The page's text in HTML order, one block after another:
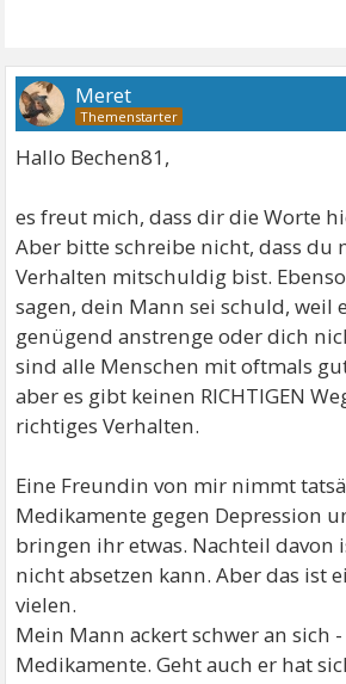
Meret
Hallo Bechen81,
es freut mich, dass dir die Worte
Aber bitte schreibe nicht, dass du
Verhalten mitschuldig bist.
sagen, dein Mann sei schuld, weil
genügend anstrenge oder dich
sind alle Menschen mit oftmals
aber es gibt keinen RICHTIGEN
richtiges Verhalten.
Eine Freundin von mir nimmt
Medikamente gegen Depression
bringen ihr etwas. Nachteil davon
nicht absetzen kann. Aber das ist
vielen.
Mein Mann ackert schwer an sich
Medikamente. Geht auch er hat